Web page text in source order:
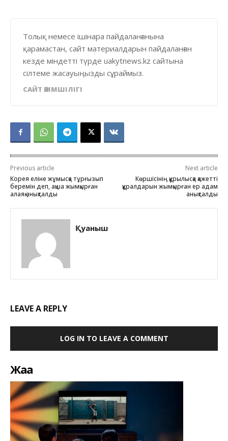
Толық немесе ішінара пайдаланғанына
қарамастан, сайт материалдарын пайдаланған
кезде міндетті түрде uakytnews.kz сайтына
сілтеме жасауыңызды сұраймыз.
САЙТ ӘКІМШІЛІГІ
Previous article
Корея еліне жұмысқа тұрғызып
беремін деп, ақша жымқырған
алаяқ анықталды
Next article
Көршісінің құрылысқа қажетті
құралдарын жымқырған ер адам
анықталды
Қуаныш
LEAVE A REPLY
LOG IN TO LEAVE A COMMENT
Жаңа